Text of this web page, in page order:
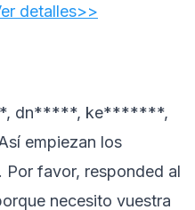
detalles>>
dn*****, ke*******,
empiezan los
Por favor, responded al
necesito vuestra